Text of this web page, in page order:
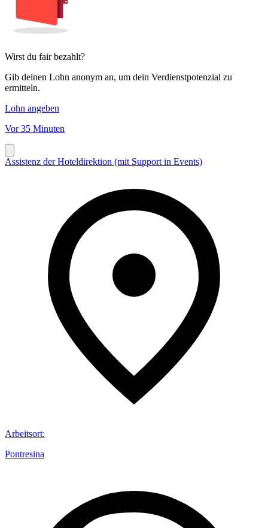
Wirst du fair bezahlt?
Gib deinen Lohn anonym an, um dein Verdienstpotenzial zu
ermitteln.
Lohn angeben
Vor 35 Minuten
Assistenz der Hoteldirektion (mit Support in Events)
Arbeitsort:
Pontresina